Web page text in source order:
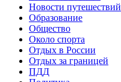
Новости путешествий
Образование
Общество
Около спорта
Отдых в России
Отдых за границей
ПДД